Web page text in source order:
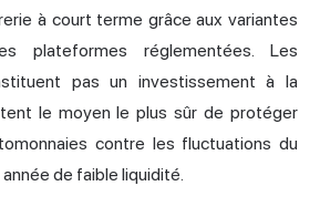
à court terme grâce aux variantes
plateformes réglementées. Les
pas un investissement à la
le moyen le plus sûr de protéger
contre les fluctuations du
de faible liquidité.